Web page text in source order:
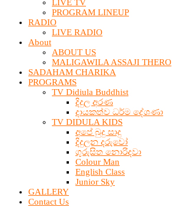
LIVE TV
PROGRAM LINEUP
RADIO
LIVE RADIO
About
ABOUT US
MALIGAWILA ASSAJI THERO
SADAHAM CHARIKA
PROGRAMS
TV Didiula Buddhist
දිදුල අරණ
දායකත්ව ධර්ම දේශණා
TV DIDULA KIDS
අපේ බුදු සාදු
දිදුලන දරුවෝ
ගුරුසිත නොරිදවා
Colour Man
English Class
Junior Sky
GALLERY
Contact Us